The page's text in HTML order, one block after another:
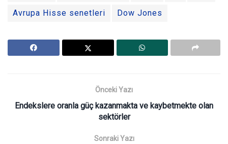
Avrupa Hisse senetleri Dow Jones
Önceki Yazı
Endekslere oranla güç kazanmakta ve kaybetmekte olan
sektörler
Sonraki Yazı